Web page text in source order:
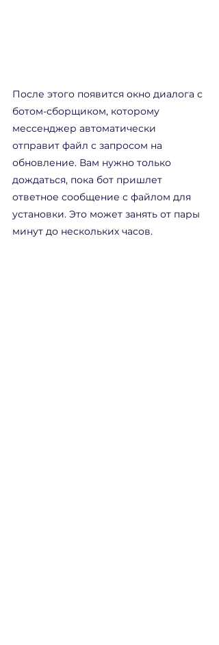
После этого появится окно диалога с
ботом-сборщиком, которому
мессенджер автоматически
отправит файл с запросом на
обновление. Вам нужно только
дождаться, пока бот пришлет
ответное сообщение с файлом для
установки. Это может занять от пары
минут до нескольких часов.